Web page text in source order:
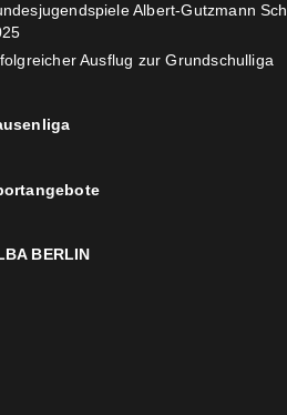
Albert-Gutzmann
Ausflug zur Grundschulliga
BERLIN